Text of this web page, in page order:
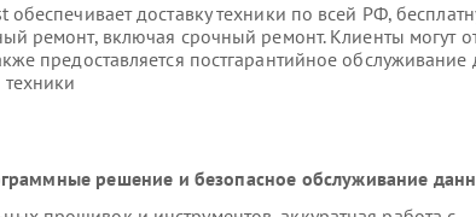
доставку техники по всей РФ,
ремонт, включая срочный ремонт. Клиенты могут
предоставляется постгарантийное обслуживание
решение и безопасное обслуживание